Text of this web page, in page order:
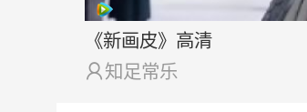
《新画皮》高清
 知足常乐